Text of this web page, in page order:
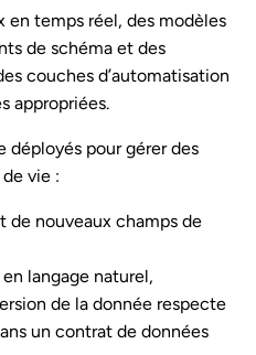
en temps réel, des modèles
de schéma et des
couches d’automatisation
appropriées.
déployés pour gérer des
vie :
de nouveaux champs de
langage naturel,
de la donnée respecte
un contrat de données